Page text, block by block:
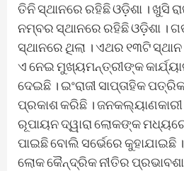
ତିନି ସ୍ଥାନରେ ରହିଛି ଓଡ଼ିଶା । ଖୁସି
ନମ୍ବର ସ୍ଥାନରେ ରହିଛି ଓଡ଼ିଶା ।
ସ୍ଥାନରେ ଥିଲା । ଏଥର ୧୩ଟି
ଏ ନେଇ ମୁଖ୍ୟମନ୍ତ୍ରୀଙ୍କ
ଦେଇଛି । ଇଂରାଜୀ ସାପ୍ତାହିକ
ପ୍ରକାଶ କରିଛି ।
ରୂପାୟନ ଦ୍ୱାରା ଲୋକଙ୍କ
ପାଇଛି ବୋଲି ସର୍ଭେରେ କୁହାଯାଇଛି
ଲୋକ କୈନ୍ଦ୍ରିକ ନୀତିର